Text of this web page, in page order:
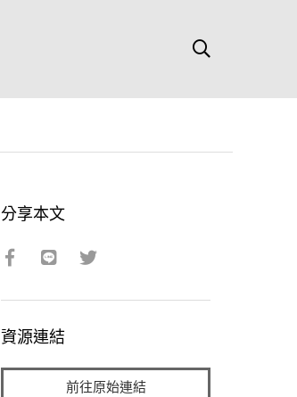
分享本文
資源連結
前往原始連結